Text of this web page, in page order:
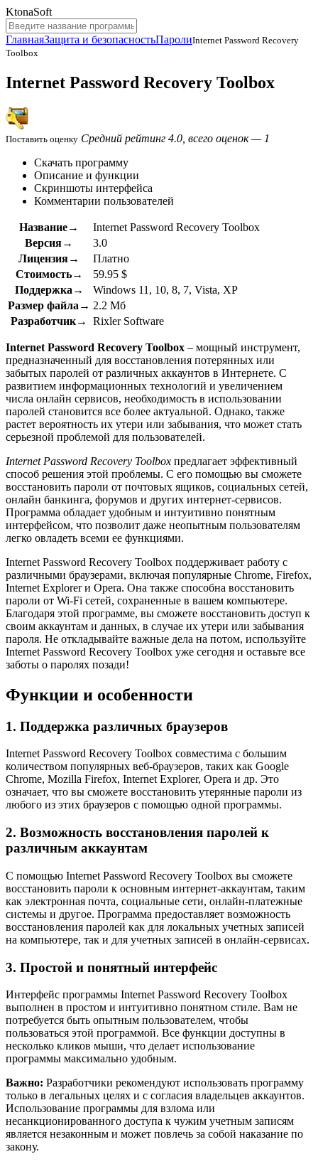
KtonaSoft
ГлавнаяЗащита и безопасностьПаролиInternet Password Recovery
Toolbox
Internet Password Recovery Toolbox
Поставить оценку Средний рейтинг 4.0, всего оценок — 1
Скачать программу
Описание и функции
Скриншоты интерфейса
Комментарии пользователей
Название→
Internet Password Recovery Toolbox
Версия→
3.0
Лицензия→
Платно
Стоимость→
59.95 $
Поддержка→
Windows 11, 10, 8, 7, Vista, XP
Размер файла→ 2.2 Мб
Разработчик→
Rixler Software
Internet Password Recovery Toolbox – мощный инструмент,
предназначенный для восстановления потерянных или
забытых паролей от различных аккаунтов в Интернете. С
развитием информационных технологий и увеличением
числа онлайн сервисов, необходимость в использовании
паролей становится все более актуальной. Однако, также
растет вероятность их утери или забывания, что может стать
серьезной проблемой для пользователей.
Internet Password Recovery Toolbox предлагает эффективный
способ решения этой проблемы. С его помощью вы сможете
восстановить пароли от почтовых ящиков, социальных сетей,
онлайн банкинга, форумов и других интернет-сервисов.
Программа обладает удобным и интуитивно понятным
интерфейсом, что позволит даже неопытным пользователям
легко овладеть всеми ее функциями.
Internet Password Recovery Toolbox поддерживает работу с
различными браузерами, включая популярные Chrome, Firefox,
Internet Explorer и Opera. Она также способна восстановить
пароли от Wi-Fi сетей, сохраненные в вашем компьютере.
Благодаря этой программе, вы сможете восстановить доступ к
своим аккаунтам и данных, в случае их утери или забывания
пароля. Не откладывайте важные дела на потом, используйте
Internet Password Recovery Toolbox уже сегодня и оставьте все
заботы о паролях позади!
Функции и особенности
1. Поддержка различных браузеров
Internet Password Recovery Toolbox совместима с большим
количеством популярных веб-браузеров, таких как Google
Chrome, Mozilla Firefox, Internet Explorer, Opera и др. Это
означает, что вы сможете восстановить утерянные пароли из
любого из этих браузеров с помощью одной программы.
2. Возможность восстановления паролей к
различным аккаунтам
С помощью Internet Password Recovery Toolbox вы сможете
восстановить пароли к основным интернет-аккаунтам, таким
как электронная почта, социальные сети, онлайн-платежные
системы и другое. Программа предоставляет возможность
восстановления паролей как для локальных учетных записей
на компьютере, так и для учетных записей в онлайн-сервисах.
3. Простой и понятный интерфейс
Интерфейс программы Internet Password Recovery Toolbox
выполнен в простом и интуитивно понятном стиле. Вам не
потребуется быть опытным пользователем, чтобы
пользоваться этой программой. Все функции доступны в
несколько кликов мыши, что делает использование
программы максимально удобным.
Важно: Разработчики рекомендуют использовать программу
только в легальных целях и с согласия владельцев аккаунтов.
Использование программы для взлома или
несанкционированного доступа к чужим учетным записям
является незаконным и может повлечь за собой наказание по
закону.